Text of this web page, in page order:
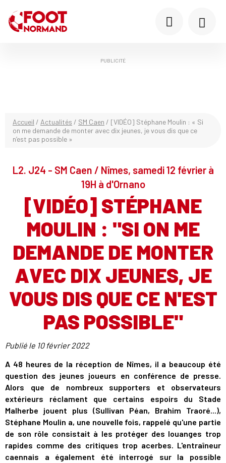
PUBLICITÉ
Accueil / Actualités / SM Caen / [VIDÉO] Stéphane Moulin : « Si
on me demande de monter avec dix jeunes, je vous dis que ce
n’est pas possible »
L2. J24 - SM Caen / Nîmes, samedi 12 février à
19H à d'Ornano
[VIDÉO] STÉPHANE
MOULIN : "SI ON ME
DEMANDE DE MONTER
AVEC DIX JEUNES, JE
VOUS DIS QUE CE N'EST
PAS POSSIBLE"
Publié le 10 février 2022
A 48 heures de la réception de Nîmes, il a beaucoup été
question des jeunes joueurs en conférence de presse.
Alors que de nombreux supporters et observateurs
extérieurs réclament que certains espoirs du Stade
Malherbe jouent plus (Sullivan Péan, Brahim Traoré...),
Stéphane Moulin a, une nouvelle fois, rappelé qu'une partie
de son rôle consistait à les protéger des louanges trop
rapides comme des critiques trop acerbes. L'entraîneur
caennais a également été interrogé sur la possible